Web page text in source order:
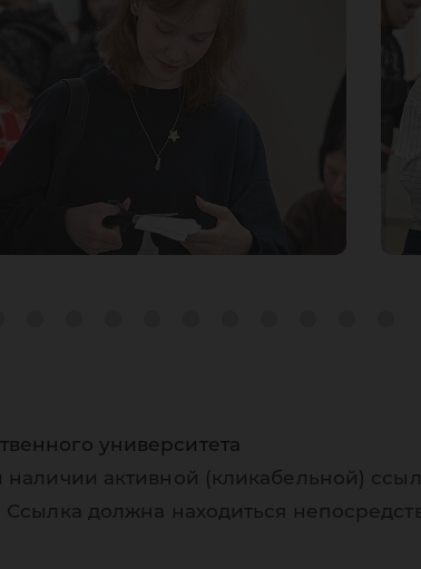
университета
активной (кликабельной)
Ссылка должна находиться